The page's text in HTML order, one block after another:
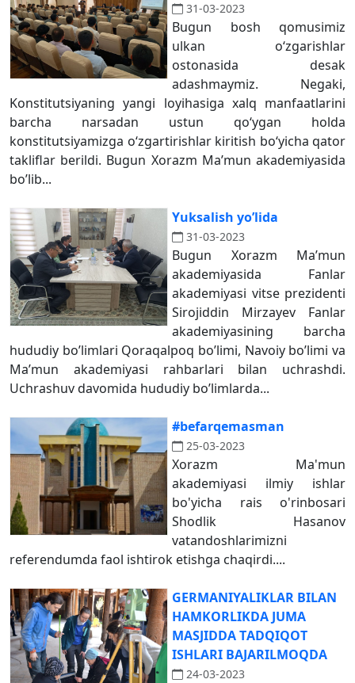
31-03-2023
Bugun bosh qomusimiz
ulkan oʻzgarishlar
ostonasida desak
adashmaymiz. Negaki,
Konstitutsiyaning yangi loyihasiga xalq manfaatlarini
barcha narsadan ustun qoʻygan holda
konstitutsiyamizga oʻzgartirishlar kiritish boʻyicha qator
takliflar berildi. Bugun Xorazm Ma’mun akademiyasida
bo’lib...
Yuksalish yo’lida
31-03-2023
Bugun Xorazm Ma’mun
akademiyasida Fanlar
akademiyasi vitse prezidenti
Sirojiddin Mirzayev Fanlar
akademiyasining barcha
hududiy bo’limlari Qoraqalpoq bo’limi, Navoiy bo’limi va
Ma’mun akademiyasi rahbarlari bilan uchrashdi.
Uchrashuv davomida hududiy bo’limlarda...
#befarqemasman
25-03-2023
Xorazm Ma'mun
akademiyasi ilmiy ishlar
bo'yicha rais o'rinbosari
Shodlik Hasanov
vatandoshlarimizni
referendumda faol ishtirok etishga chaqirdi....
GERMАNIYALIKLАR BILАN
HАMKORLIKDА JUMА
MАSJIDDА TАDQIQOT
ISHLАRI BАJАRILMOQDА
24-03-2023